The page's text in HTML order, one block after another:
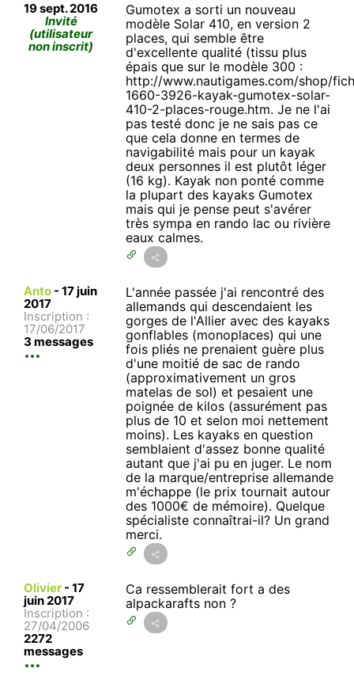
19 sept. 2016
Invité
(utilisateur
non inscrit)
Gumotex a sorti un nouveau
modèle Solar 410, en version 2
places, qui semble être
d'excellente qualité (tissu plus
épais que sur le modèle 300 :
http://www.nautigames.com/shop/
1660-3926-kayak-gumotex-solar-
410-2-places-rouge.htm. Je ne l'ai
pas testé donc je ne sais pas ce
que cela donne en termes de
navigabilité mais pour un kayak
deux personnes il est plutôt léger
(16 kg). Kayak non ponté comme
la plupart des kayaks Gumotex
mais qui je pense peut s'avérer
très sympa en rando lac ou rivière
eaux calmes.
Anto - 17 juin
2017
Inscription :
17/06/2017
3 messages
L'année passée j'ai rencontré des
allemands qui descendaient les
gorges de l'Allier avec des kayaks
gonflables (monoplaces) qui une
fois pliés ne prenaient guère plus
d'une moitié de sac de rando
(approximativement un gros
matelas de sol) et pesaient une
poignée de kilos (assurément pas
plus de 10 et selon moi nettement
moins). Les kayaks en question
semblaient d'assez bonne qualité
autant que j'ai pu en juger. Le nom
de la marque/entreprise allemande
m'échappe (le prix tournait autour
des 1000€ de mémoire). Quelque
spécialiste connaîtrai-il? Un grand
merci.
Olivier - 17
juin 2017
Inscription :
27/04/2006
2272
messages
Ca ressemblerait fort a des
alpackarafts non ?